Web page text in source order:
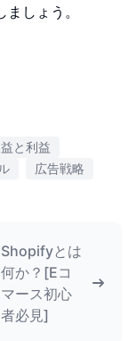
しょう。
と利益
広告戦略
Shopifyとは
何か？[Eコ
マース初心
者必見]